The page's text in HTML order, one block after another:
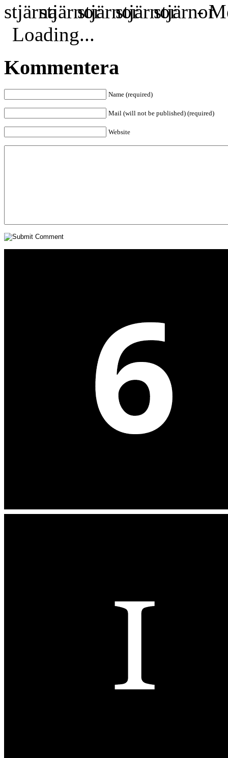
-
Loading...
Kommentera
Name (required)
Mail (will not be published) (required)
Website